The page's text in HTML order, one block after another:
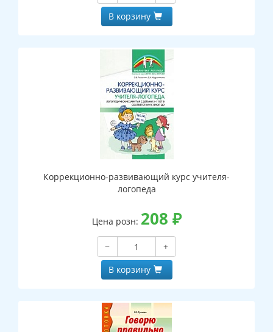
В корзину
Коррекционно-развивающий курс учителя-
логопеда
Цена розн: 208 ₽
−
+
В корзину